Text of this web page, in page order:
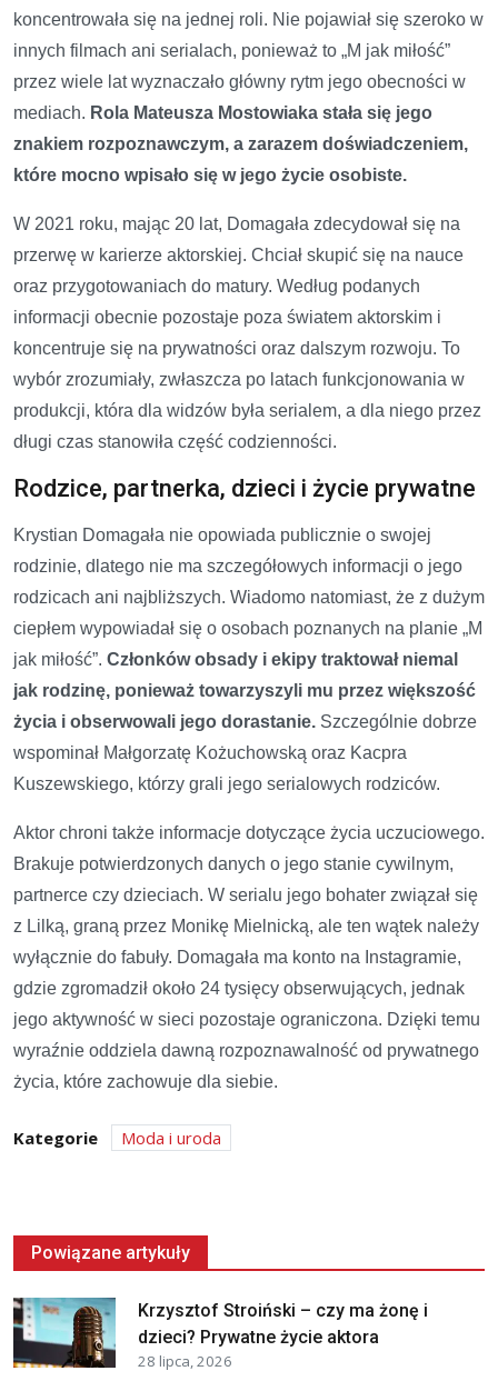
koncentrowała się na jednej roli. Nie pojawiał się szeroko w
innych filmach ani serialach, ponieważ to „M jak miłość”
przez wiele lat wyznaczało główny rytm jego obecności w
mediach. Rola Mateusza Mostowiaka stała się jego
znakiem rozpoznawczym, a zarazem doświadczeniem,
które mocno wpisało się w jego życie osobiste.
W 2021 roku, mając 20 lat, Domagała zdecydował się na
przerwę w karierze aktorskiej. Chciał skupić się na nauce
oraz przygotowaniach do matury. Według podanych
informacji obecnie pozostaje poza światem aktorskim i
koncentruje się na prywatności oraz dalszym rozwoju. To
wybór zrozumiały, zwłaszcza po latach funkcjonowania w
produkcji, która dla widzów była serialem, a dla niego przez
długi czas stanowiła część codzienności.
Rodzice, partnerka, dzieci i życie prywatne
Krystian Domagała nie opowiada publicznie o swojej
rodzinie, dlatego nie ma szczegółowych informacji o jego
rodzicach ani najbliższych. Wiadomo natomiast, że z dużym
ciepłem wypowiadał się o osobach poznanych na planie „M
jak miłość”. Członków obsady i ekipy traktował niemal
jak rodzinę, ponieważ towarzyszyli mu przez większość
życia i obserwowali jego dorastanie. Szczególnie dobrze
wspominał Małgorzatę Kożuchowską oraz Kacpra
Kuszewskiego, którzy grali jego serialowych rodziców.
Aktor chroni także informacje dotyczące życia uczuciowego.
Brakuje potwierdzonych danych o jego stanie cywilnym,
partnerce czy dzieciach. W serialu jego bohater związał się
z Lilką, graną przez Monikę Mielnicką, ale ten wątek należy
wyłącznie do fabuły. Domagała ma konto na Instagramie,
gdzie zgromadził około 24 tysięcy obserwujących, jednak
jego aktywność w sieci pozostaje ograniczona. Dzięki temu
wyraźnie oddziela dawną rozpoznawalność od prywatnego
życia, które zachowuje dla siebie.
Kategorie Moda i uroda
Powiązane artykuły
Krzysztof Stroiński – czy ma żonę i
dzieci? Prywatne życie aktora
28 lipca, 2026